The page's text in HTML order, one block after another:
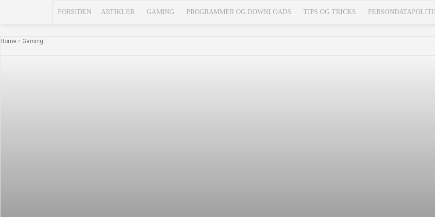
FORSIDEN ARTIKLER GAMING PROGRAMMER OG DOWNLOADS TIPS OG TRICKS
Home Gaming